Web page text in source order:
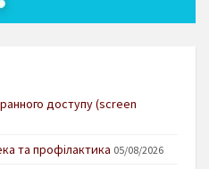
доступу (screen
та профілактика 05/08/2026